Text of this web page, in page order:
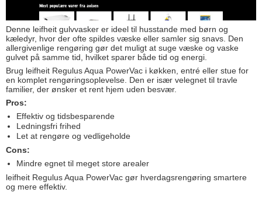
Denne leifheit gulvvasker er ideel til husstande med børn og
kæledyr, hvor der ofte spildes væske eller samler sig snavs. Den
allergivenlige rengøring gør det muligt at suge væske og vaske
gulvet på samme tid, hvilket sparer både tid og energi.
Brug leifheit Regulus Aqua PowerVac i køkken, entré eller stue for
en komplet rengøringsoplevelse. Den er især velegnet til travle
familier, der ønsker et rent hjem uden besvær.
Pros:
Effektiv og tidsbesparende
Ledningsfri frihed
Let at rengøre og vedligeholde
Cons:
Mindre egnet til meget store arealer
leifheit Regulus Aqua PowerVac gør hverdagsrengøring smartere
og mere effektiv.